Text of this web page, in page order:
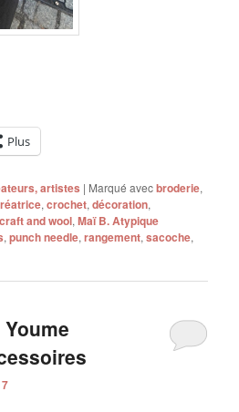
Plus
artistes | Marqué avecbroderie,
,crochet,décoration,
and wool,Maï B. Atypique
,punch needle,rangement,sacoche,